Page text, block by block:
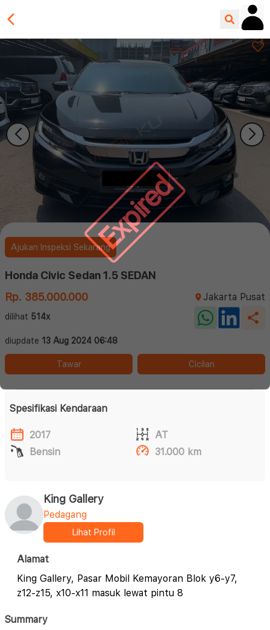
Expired
Ajukan Inspeksi Sekarang
Honda Civic Sedan 1.5 SEDAN
Rp. 385.000.000
Jakarta Pusat
dilihat 514x
diupdate 13 Aug 2024 06:48
Tawar Cicilan
Spesifikasi Kendaraan
2017
AT
Bensin
31.000 km
King Gallery
Pedagang
Lihat Profil
Alamat
King Gallery, Pasar Mobil Kemayoran Blok y6-y7,
z12-z15, x10-x11 masuk lewat pintu 8
Summary